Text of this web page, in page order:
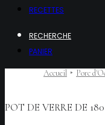
RECETTES
RECHERCHE
PANIER
Accueil Porc
POT DE VERRE DE